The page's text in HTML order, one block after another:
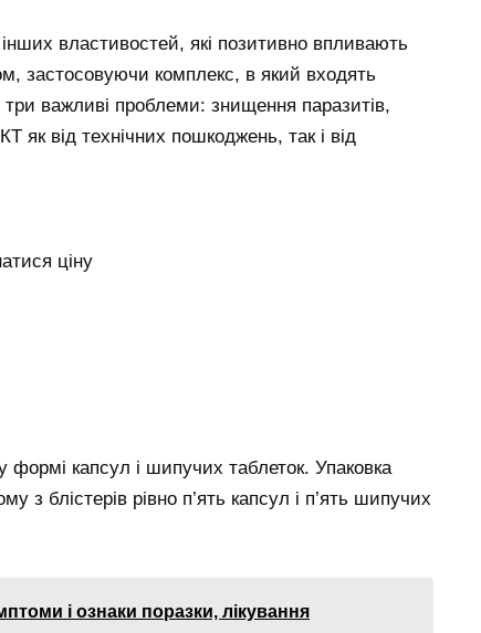
властивостей, які позитивно впливають
застосовуючи комплекс, в який входять
три важливі проблеми: знищення паразитів,
як від технічних пошкоджень, так і від
ціну
формі капсул і шипучих таблеток. Упаковка
з блістерів рівно п’ять капсул і п’ять шипучих
і ознаки поразки, лікування